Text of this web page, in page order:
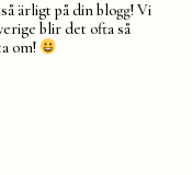
ärligt på din blogg! Vi
blir det ofta så
om!